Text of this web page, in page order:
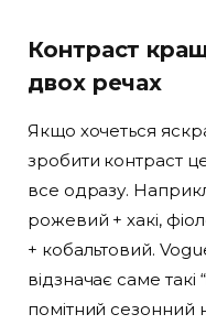
Контраст
двох речах
Якщо хочеться
зробити контраст
все одразу.
рожевий + хакі,
+ кобальтовий.
відзначає саме такі
помітний сезонний